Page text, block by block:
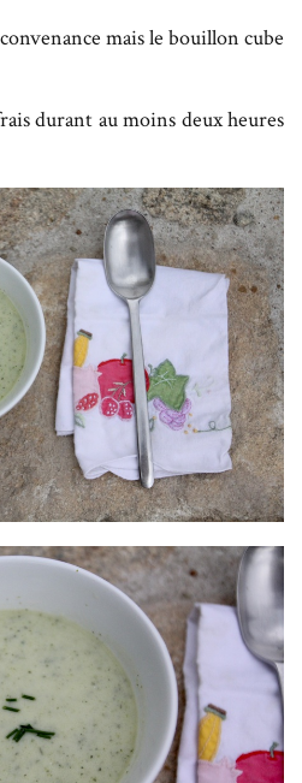
mais le bouillon cube
durant au moins deux heures